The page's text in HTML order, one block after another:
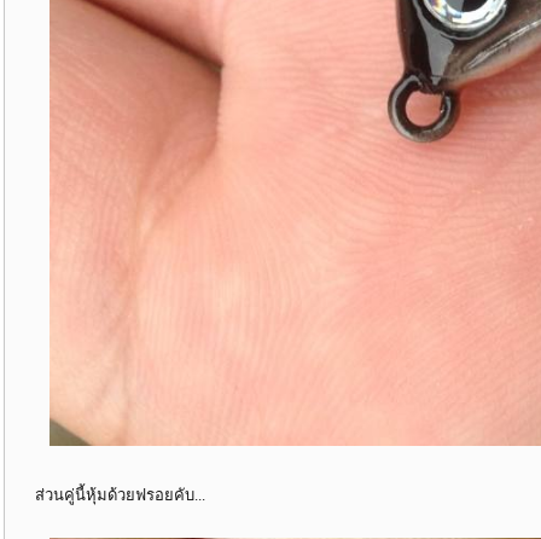
ส่วนคู่นี้หุ้มด้วยฟรอยคับ...